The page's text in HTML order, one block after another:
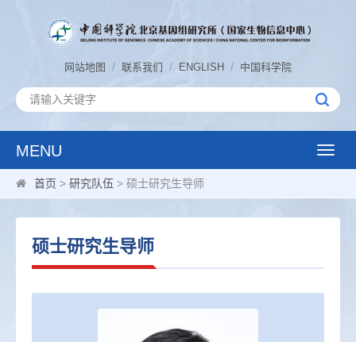
网站地图 / 联系我们 / ENGLISH / 中国科学院
MENU
Toggle
首页 > 研究队伍 > 硕士研究生导师
硕士研究生导师